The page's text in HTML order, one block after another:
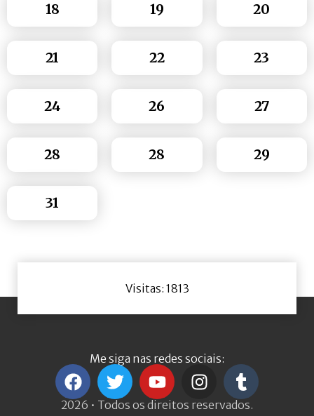
18 19 20
21 22 23
24 26 27
28 28 29
31
Visitas: 1813
Me siga nas redes sociais:
2026 • Todos os direitos reservados.